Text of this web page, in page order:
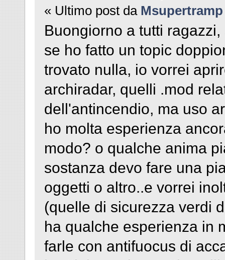
« Ultimo post da Msupertramp
Buongiorno a tutti
se ho fatto un topic
trovato nulla, io vorrei
archiradar, quelli .mod
dell'antincendio, ma uso
ho molta esperienza
modo? o qualche anima
sostanza devo fare una
oggetti o altro..e vorrei
(quelle di sicurezza verdi
ha qualche esperienza in
farle con antifuocus di